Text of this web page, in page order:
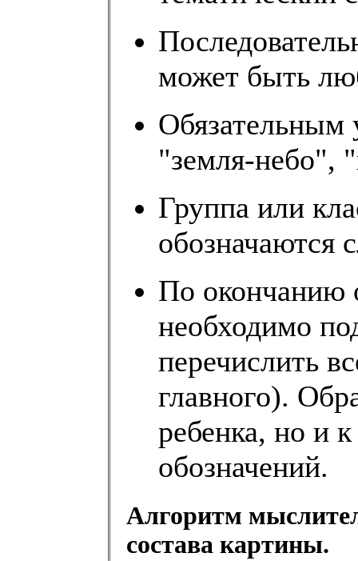
может быть
Обязательным
"земля-небо",
Группа или
обозначаются
По окончанию
необходимо
перечислить
главного).
ребенка, но и
обозначений.
Алгоритм
состава картины.